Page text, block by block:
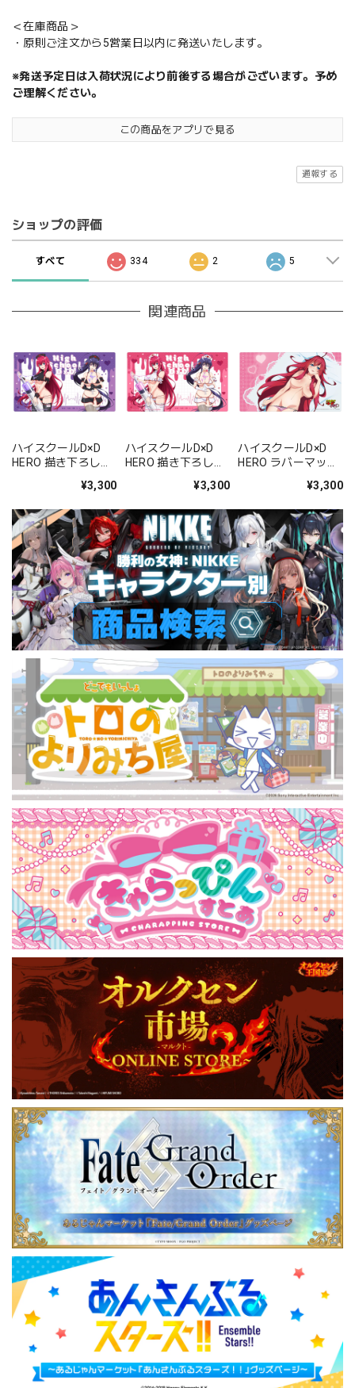
＜在庫商品＞
・原則ご注文から5営業日以内に発送いたします。
※発送予定日は入荷状況により前後する場合がございます。予め
ご理解ください。
この商品をアプリで見る
通報する
ショップの評価
すべて 334 2 5
関連商品
ハイスクールD×D
HERO 描き下ろしラ
ス・グレモリー&姫
¥3,300
ハイスクールD×D
HERO 描き下ろしラ
ス・グレモリー&姫
¥3,300
ハイスクールD×D
HERO ラバーマット
¥3,300